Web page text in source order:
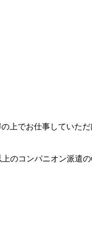
上でお仕事していただ
のコンパニオン派遣の